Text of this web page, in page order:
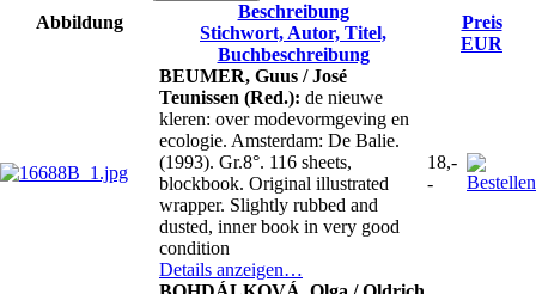
Abbildung
Beschreibung
Stichwort, Autor, Titel,
Buchbeschreibung
Preis
EUR
BEUMER, Guus / José
Teunissen (Red.): de nieuwe
kleren: over modevormgeving en
ecologie. Amsterdam: De Balie.
(1993). Gr.8°. 116 sheets,
blockbook. Original illustrated
wrapper. Slightly rubbed and
dusted, inner book in very good
condition
Details anzeigen…
18,-
-